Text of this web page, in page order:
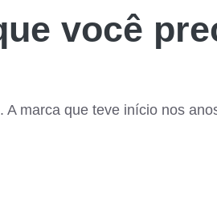
você
marca que teve início nos